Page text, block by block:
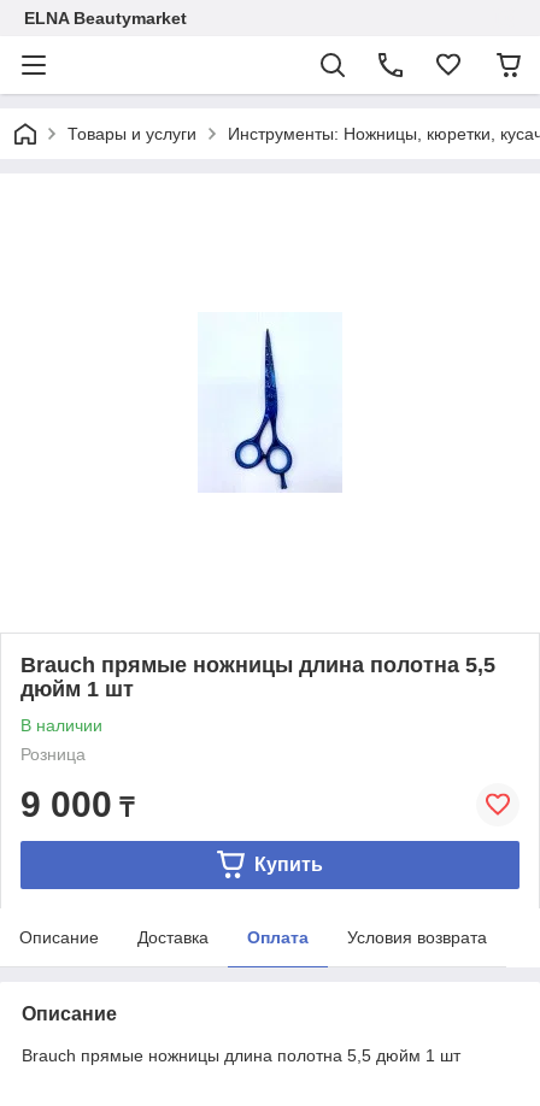
ELNA Beautymarket
Товары и услуги Инструменты: Ножницы, кюретки,
Brauch прямые ножницы длина полотна 5,5
дюйм 1 шт
В наличии
Розница
9 000 ₸
Купить
Описание Доставка Оплата Условия возврата
Описание
Brauch прямые ножницы длина полотна 5,5 дюйм 1 шт